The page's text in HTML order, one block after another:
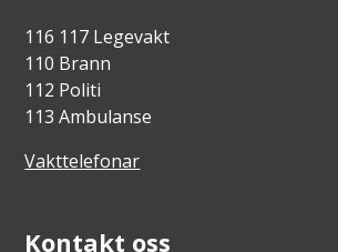
116 117 Legevakt
110 Brann
112 Politi
113 Ambulanse
Vakttelefonar
Kontakt oss